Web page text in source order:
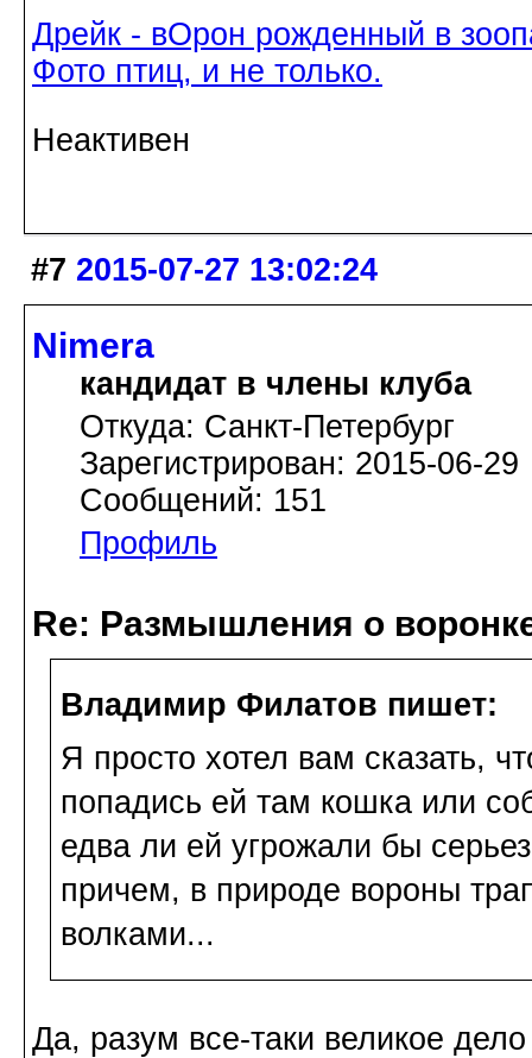
Дрейк - вОрон рожденный в
Фото птиц, и не только.
Неактивен
#7 2015-07-27 13:02:24
Nimera
кандидат в члены клуба
Откуда: Санкт-Петербург
Зарегистрирован: 2015-06-29
Сообщений: 151
Профиль
Re: Размышления о
Владимир Филатов пишет:
Я просто хотел вам сказать,
попадись ей там кошка или
едва ли ей угрожали бы
причем, в природе вороны
волками...
Да, разум все-таки великое